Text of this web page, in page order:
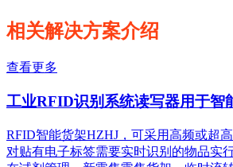
相关解决方案介绍
查看更多
工业RFID识别系统读写器用于智
RFID智能货架HZHJ，可采用高频或超
对贴有电子标签需要实时识别的物品实